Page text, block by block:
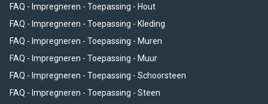
FAQ - Impregneren - Toepassing - Hout
FAQ - Impregneren - Toepassing - Kleding
FAQ - Impregneren - Toepassing - Muren
FAQ - Impregneren - Toepassing - Muur
FAQ - Impregneren - Toepassing - Schoorsteen
FAQ - Impregneren - Toepassing - Steen